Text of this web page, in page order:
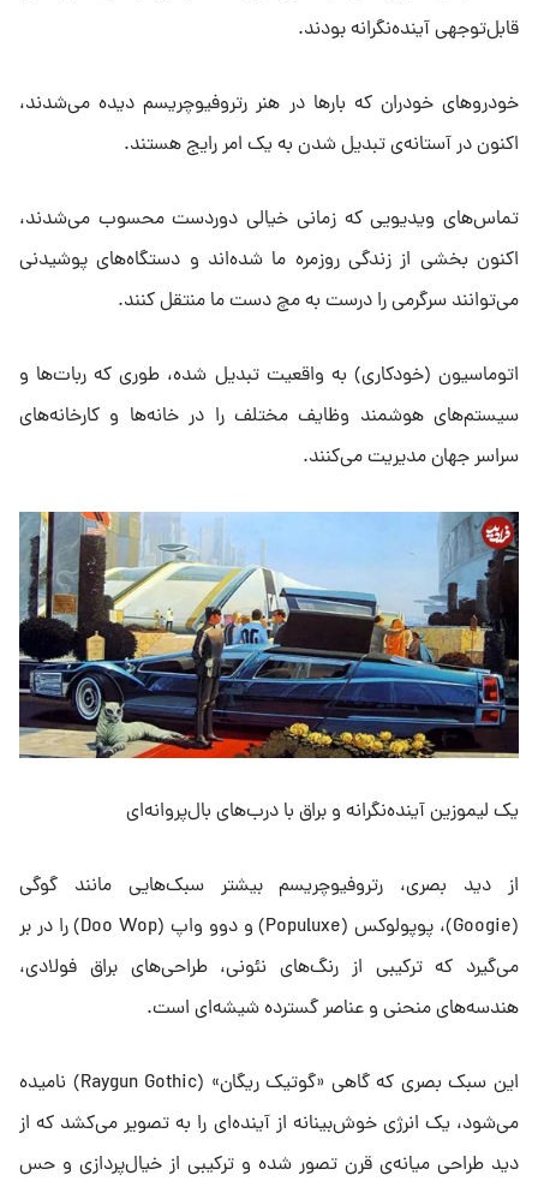
قابل‌توجهی آینده‌نگرانه بودند.
خودروهای خودران که بارها در هنر رتروفیوچریسم دیده می‌شدند،
اکنون در آستانه‌ی تبدیل شدن به یک امر رایج هستند.
تماس‌های ویدیویی که زمانی خیالی دوردست محسوب می‌شدند،
اکنون بخشی از زندگی روزمره ما شده‌اند و دستگاه‌های پوشیدنی
می‌توانند سرگرمی را درست به مچ دست ما منتقل کنند.
اتوماسیون (خودکاری) به واقعیت تبدیل شده، طوری که ربات‌ها و
سیستم‌های هوشمند وظایف مختلف را در خانه‌ها و کارخانه‌های
سراسر جهان مدیریت می‌کنند.
یک لیموزین آینده‌نگرانه و براق با درب‌های بال‌پروانه‌ای
از دید بصری، رتروفیوچریسم بیشتر سبک‌هایی مانند گوگی
(Googie)، پوپولوکس (Populuxe) و دوو واپ (Doo Wop) را در بر
می‌گیرد که ترکیبی از رنگ‌های نئونی، طراحی‌های براق فولادی،
هندسه‌های منحنی و عناصر گسترده شیشه‌ای است.
این سبک بصری که گاهی «گوتیک ریگان» (Raygun Gothic) نامیده
می‌شود، یک انرژی خوش‌بینانه از آینده‌ای را به تصویر می‌کشد که از
دید طراحی میانه‌ی قرن تصور شده و ترکیبی از خیال‌پردازی و حس